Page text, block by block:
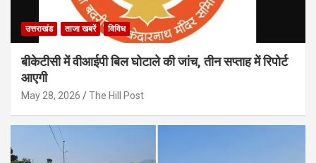
उत्तराखंड ताजा खबरें विविध
बीकेटीसी में वीआईपी बिल घोटाले की जांच, तीन सप्ताह में रिपोर्ट
आएगी
May 28, 2026 The Hill Post